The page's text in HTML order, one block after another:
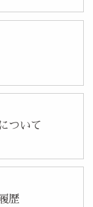
ついて
歴